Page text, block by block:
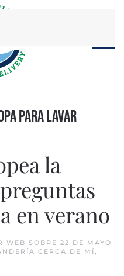
para lavar
la
en verano
WEB SOBRE 22 DE MAYO
CERCA DE MÍ ,